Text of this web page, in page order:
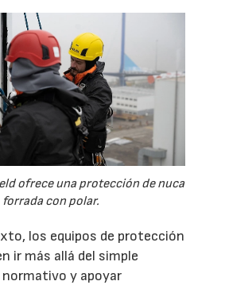
ofrece una protección de nuca
forrada con polar.
los equipos de protección
ir más allá del simple
y apoyar